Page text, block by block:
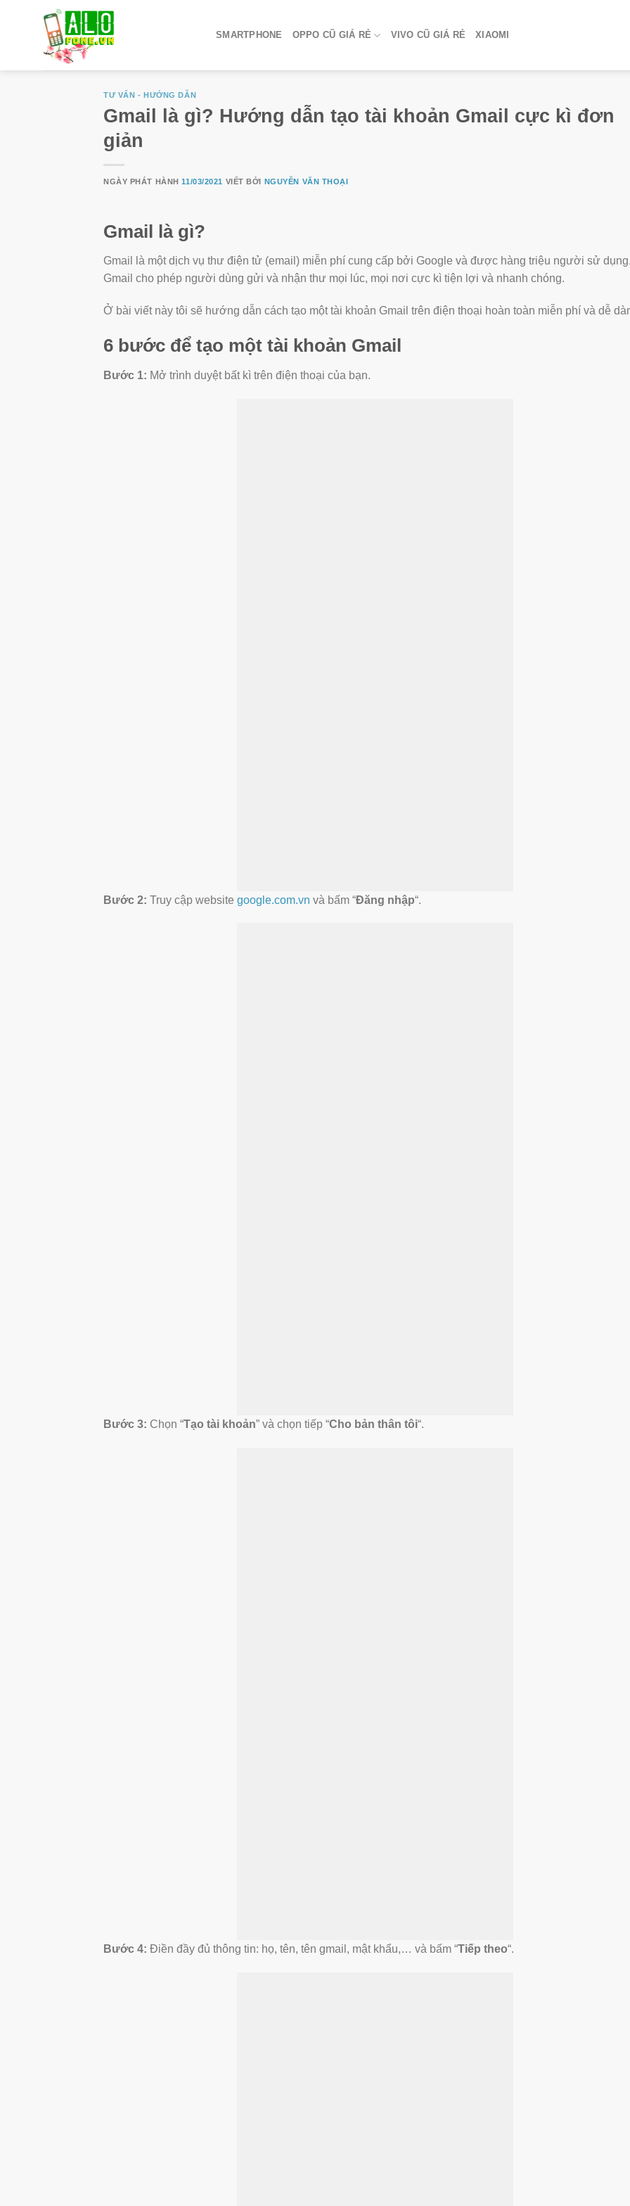
SMARTPHONE OPPO CŨ GIÁ RẺ VIVO CŨ GIÁ RẺ XIAOMI
TƯ VẤN - HƯỚNG DẪN
Gmail là gì? Hướng dẫn tạo tài khoản Gmail cực kì đơn
giản
NGÀY PHÁT HÀNH11/03/2021 VIẾT BỞI NGUYỄN VĂN THOẠI
Gmail là gì?
Gmail là một dịch vụ thư điện tử (email) miễn phí cung cấp bởi Google và được hàng triệu người sử dụng.
Gmail cho phép người dùng gửi và nhận thư mọi lúc, mọi nơi cực kì tiện lợi và nhanh chóng.
Ở bài viết này tôi sẽ hướng dẫn cách tạo một tài khoản Gmail trên điện thoại hoàn toàn miễn phí và dễ
6 bước để tạo một tài khoản Gmail
Bước 1: Mở trình duyệt bất kì trên điện thoại của bạn.
Bước 2: Truy cập website google.com.vn và bấm “Đăng nhập“.
Bước 3: Chọn “Tạo tài khoản” và chọn tiếp “Cho bản thân tôi“.
Bước 4: Điền đầy đủ thông tin: họ, tên, tên gmail, mật khẩu,… và bấm “Tiếp theo“.